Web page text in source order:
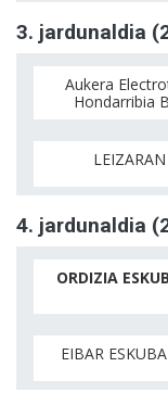
3. jardunaldia
Aukera
Hondarribia
4. jardunaldia
ORDIZIA
EIBAR